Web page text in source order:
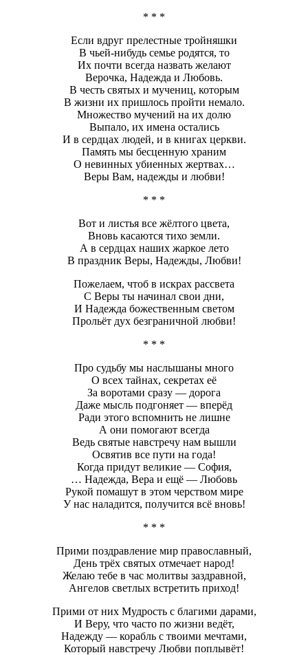
* * *
Если вдруг прелестные тройняшки
В чьей-нибудь семье родятся, то
Их почти всегда назвать желают
Верочка, Надежда и Любовь.
В честь святых и мучениц, которым
В жизни их пришлось пройти немало.
Множество мучений на их долю
Выпало, их имена остались
И в сердцах людей, и в книгах церкви.
Память мы бесценную храним
О невинных убиенных жертвах…
Веры Вам, надежды и любви!
* * *
Вот и листья все жёлтого цвета,
Вновь касаются тихо земли.
А в сердцах наших жаркое лето
В праздник Веры, Надежды, Любви!
Пожелаем, чтоб в искрах рассвета
С Веры ты начинал свои дни,
И Надежда божественным светом
Прольёт дух безграничной любви!
* * *
Про судьбу мы наслышаны много
О всех тайнах, секретах её
За воротами сразу — дорога
Даже мысль подгоняет — вперёд
Ради этого вспомнить не лишне
А они помогают всегда
Ведь святые навстречу нам вышли
Освятив все пути на года!
Когда придут великие — София,
… Надежда, Вера и ещё — Любовь
Рукой помашут в этом черством мире
У нас наладится, получится всё вновь!
* * *
Прими поздравление мир православный,
День трёх святых отмечает народ!
Желаю тебе в час молитвы заздравной,
Ангелов светлых встретить приход!
Прими от них Мудрость с благими дарами,
И Веру, что часто по жизни ведёт,
Надежду — корабль с твоими мечтами,
Который навстречу Любви поплывёт!